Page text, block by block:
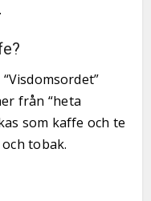
från “heta
som kaffe och te
tobak.